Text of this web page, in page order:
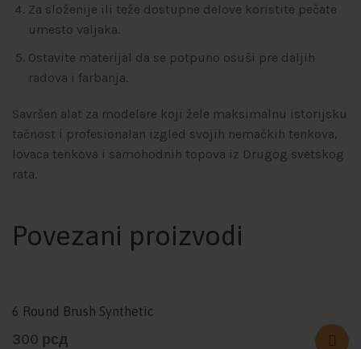
Za složenije ili teže dostupne delove koristite pečate
umesto valjaka.
Ostavite materijal da se potpuno osuši pre daljih
radova i farbanja.
Savršen alat za modelare koji žele maksimalnu istorijsku
tačnost i profesionalan izgled svojih nemačkih tenkova,
lovaca tenkova i samohodnih topova iz Drugog svetskog
rata.
Povezani proizvodi
6 Round Brush Synthetic
300 рсд